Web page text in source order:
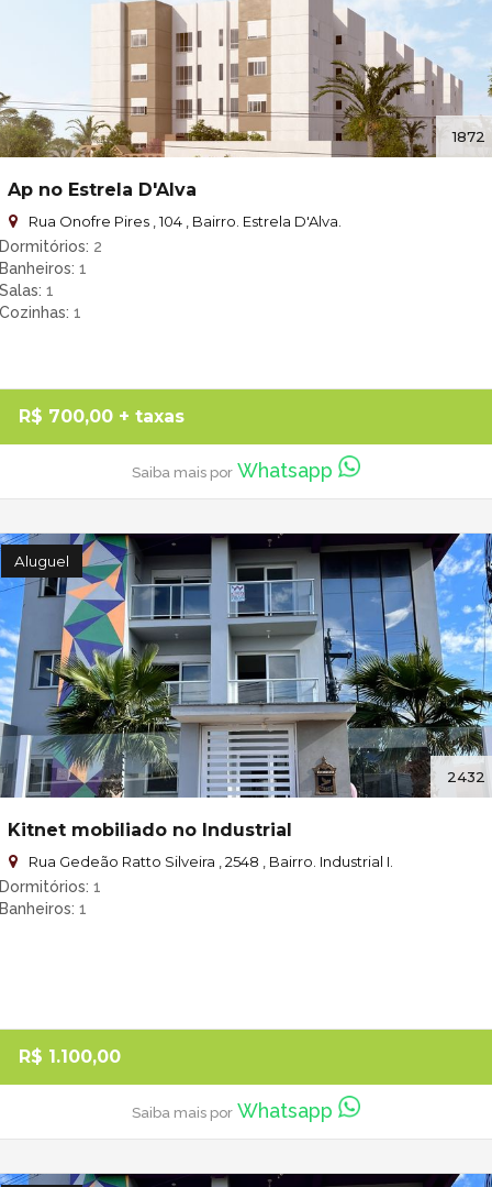
1872
Ap no Estrela D'Alva
Rua Onofre Pires , 104 , Bairro. Estrela D'Alva.
Dormitórios 2
Banheiros 1
Salas 1
Cozinhas 1
R$ 700,00 + taxas
Saiba mais por Whatsapp
Aluguel
2432
Kitnet mobiliado no Industrial
Rua Gedeão Ratto Silveira , 2548 , Bairro. Industrial I.
Dormitórios 1
Banheiros 1
R$ 1.100,00
Saiba mais por Whatsapp